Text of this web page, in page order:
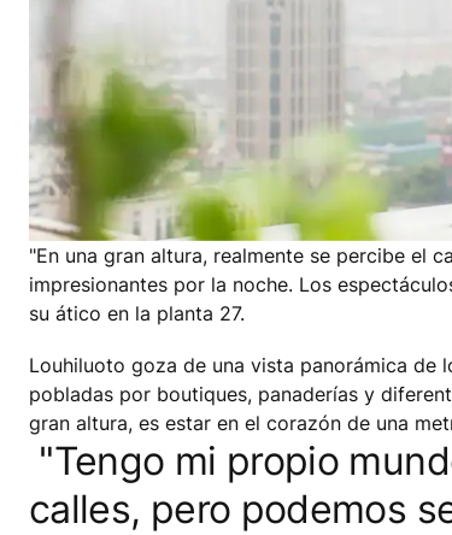
"En una gran altura, realmente se percibe el
impresionantes por la noche. Los
su ático en la planta 27.
Louhiluoto goza de una vista panorámica de
pobladas por boutiques, panaderías y
gran altura, es estar en el corazón de una
"Tengo mi propio
calles, pero podemos